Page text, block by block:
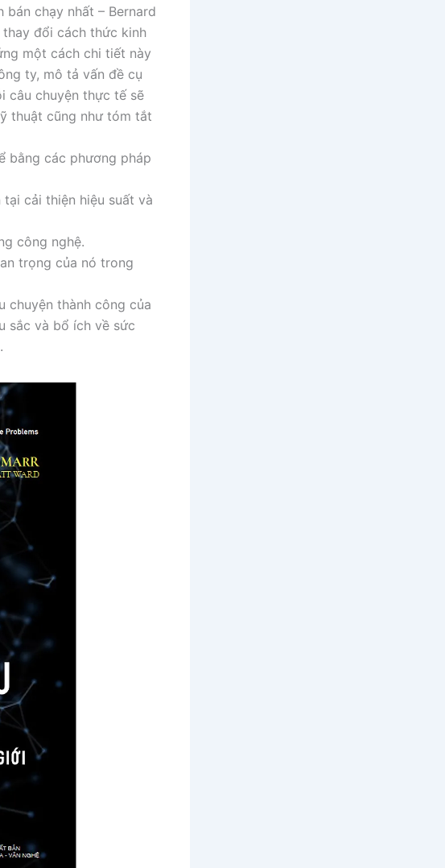
chạy nhất – Bernard
đổi cách thức kinh
một cách chi tiết này
ty, mô tả vấn đề cụ
câu chuyện thực tế sẽ
thuật cũng như tóm tắt
bằng các phương pháp
cải thiện hiệu suất và
công nghệ.
trọng của nó trong
chuyện thành công của
sắc và bổ ích về sức